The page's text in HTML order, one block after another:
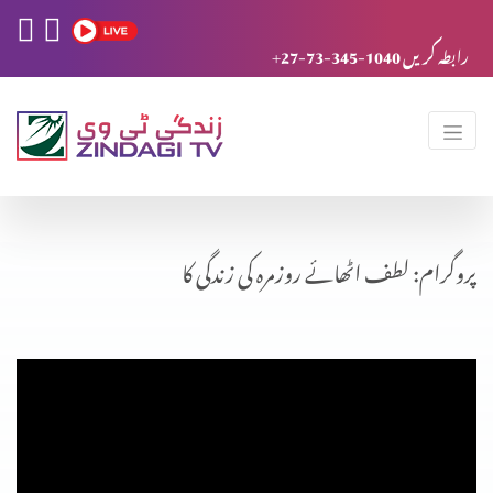
+27-73-345-1040 رابطہ کریں
پروگرام: لطف اٹھائے روزمرہ کی زندگی کا